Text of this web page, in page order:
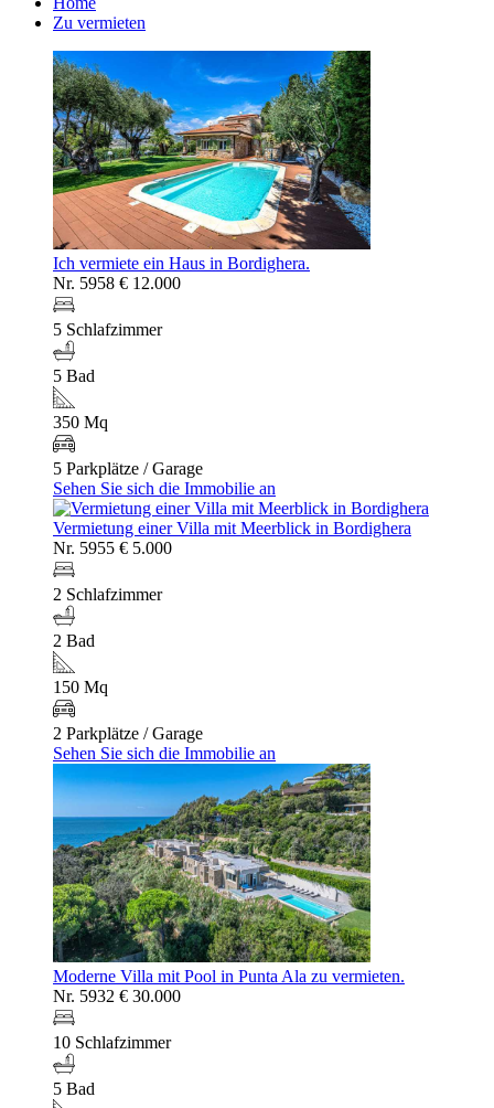
Zu vermieten
Ich vermiete ein Haus in Bordighera.
Nr. 5958 € 12.000
5 Schlafzimmer
5 Bad
350 Mq
5 Parkplätze / Garage
Sehen Sie sich die Immobilie an
Vermietung einer Villa mit Meerblick in Bordighera
Nr. 5955 € 5.000
2 Schlafzimmer
2 Bad
150 Mq
2 Parkplätze / Garage
Sehen Sie sich die Immobilie an
Moderne Villa mit Pool in Punta Ala zu vermieten.
Nr. 5932 € 30.000
10 Schlafzimmer
5 Bad